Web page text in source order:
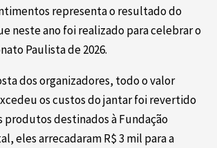
representa o resultado do
neste ano foi realizado para celebrar o
Paulista de 2026.
dos organizadores, todo o valor
os custos do jantar foi revertido
produtos destinados à Fundação
eles arrecadaram R$ 3 mil para a